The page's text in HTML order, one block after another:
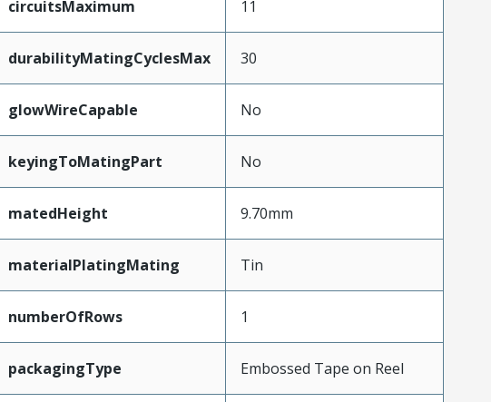
circuitsMaximum 11
durabilityMatingCyclesMax 30
glowWireCapable No
keyingToMatingPart No
matedHeight 9.70mm
materialPlatingMating Tin
numberOfRows 1
packagingType Embossed Tape on Reel